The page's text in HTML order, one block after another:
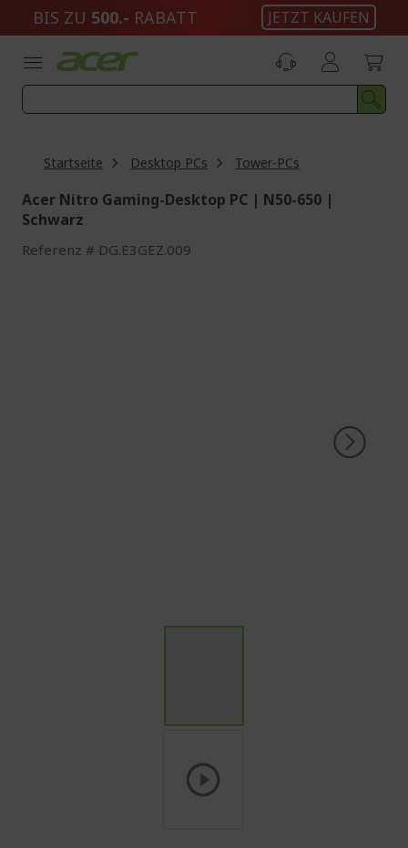
BIS ZU 500.- RABATT JETZT KAUFEN
Startseite Desktop PCs Tower-PCs
Acer Nitro Gaming-Desktop PC | N50-650 |
Schwarz
Referenz DG.E3GEZ.009